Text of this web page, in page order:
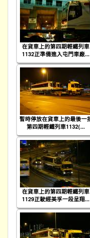
在貨車上的第四期輕鐵列車
1132正準備進入屯門車廠...
暫時停放在貨車上的最後一
第四期輕鐵列車1132(...
在貨車上的第四期輕鐵列車
1129正駛經美孚一段呈翔...